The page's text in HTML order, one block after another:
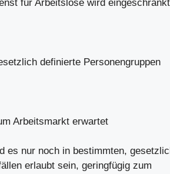
für Arbeitslose wird eingeschränkt
definierte Personengruppen
Arbeitsmarkt erwartet
es nur noch in bestimmten,
erlaubt sein, geringfügig zum